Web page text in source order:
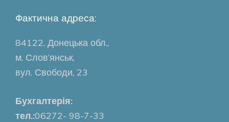
Фактична адреса:
84122, Донецька обл.,
м. Слов’янськ,
вул. Свободи, 23
Бухгалтерія:
тел.:06272- 98-7-33